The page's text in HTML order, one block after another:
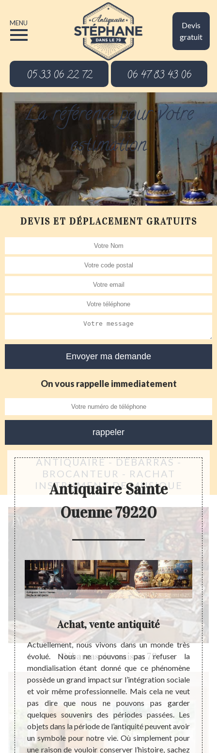
Devis
gratuit
MENU
05 33 06 22 72 06 47 83 43 06
La référence pour votre
estimation
DEVIS ET DÉPLACEMENT GRATUITS
On vous rappelle immediatement
ANTIQUAIRE - DÉBARRAS -
BROCANTEUR - RACHAT
INSTRUMENT DE MUSIQUE
Débarras de maison 79
Antiquaire Sainte
Ouenne 79220
une
Cet
Par
ce
de
de
Achat, vente antiquité
Actuellement, nous vivons dans un monde très
évolué. Nous ne pouvons pas refuser la
mondialisation étant donné que ce phénomène
possède un grand impact sur l’intégration sociale
et voir même professionnelle. Mais cela ne veut
pas dire que nous ne pouvons pas garder
quelques souvenirs des périodes passées. Les
objets dans la période de l’antiquité peuvent avoir
un symbole pour notre vie. Où simplement pour
une raison de vouloir conserver l’histoire, sachez
Les
dès
dire